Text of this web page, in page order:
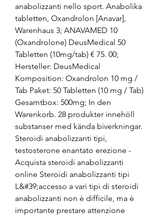
anabolizzanti nello sport. Anabolika
tabletten, Oxandrolon [Anavar],
Warenhaus 3; ANAVAMED 10
(Oxandrolone) DeusMedical 50
Tabletten (10mg/tab) € 75. 00;
Hersteller: DeusMedical
Komposition: Oxandrolon 10 mg /
Tab Paket: 50 Tabletten (10 mg / Tab)
Gesamtbox: 500mg; In den
Warenkorb. 28 produkter innehöll
substanser med kända biverkningar.
Steroidi anabolizzanti tipi,
testosterone enantato erezione -
Acquista steroidi anabolizzanti
online Steroidi anabolizzanti tipi
L&#39;accesso a vari tipi di steroidi
anabolizzanti non è difficile, ma è
importante prestare attenzione